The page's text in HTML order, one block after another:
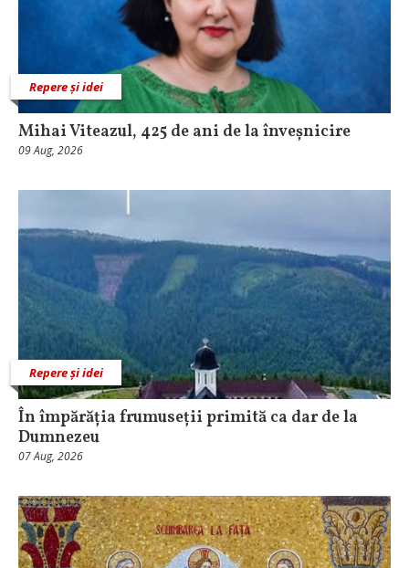
Repere și idei
Mihai Viteazul, 425 de ani de la înveșnicire
09 Aug, 2026
Repere și idei
În împărăția frumuseții primită ca dar de la
Dumnezeu
07 Aug, 2026